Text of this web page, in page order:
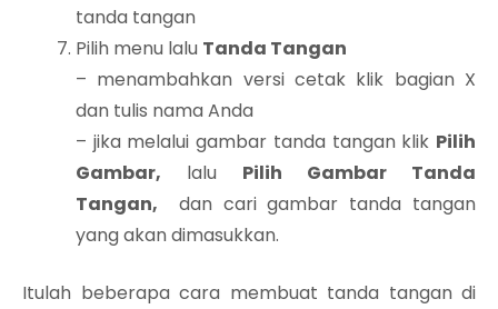
tanda tangan
Pilih menu lalu Tanda Tangan
– menambahkan versi cetak klik bagian X
dan tulis nama Anda
– jika melalui gambar tanda tangan klik Pilih
Gambar, lalu Pilih Gambar Tanda
Tangan,
dan cari gambar tanda tangan
yang akan dimasukkan.
Itulah beberapa cara membuat tanda tangan di